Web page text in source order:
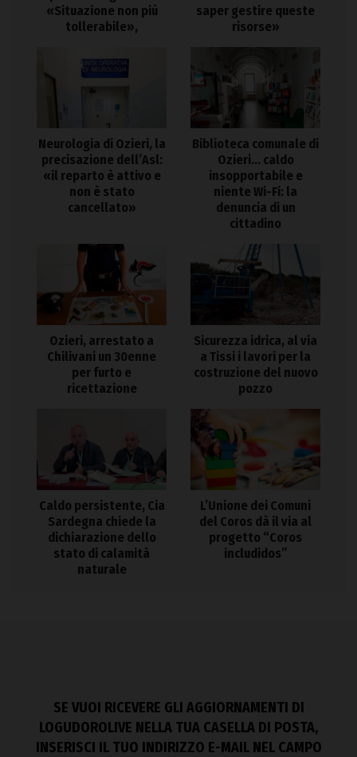
«Situazione non più
tollerabile»,
saper gestire queste
risorse»
Neurologia di Ozieri, la
precisazione dell’Asl:
«il reparto è attivo e
non è stato
cancellato»
Biblioteca comunale di
Ozieri… caldo
insopportabile e
niente Wi-Fi: la
denuncia di un
cittadino
Ozieri, arrestato a
Chilivani un 30enne
per furto e
ricettazione
Sicurezza idrica, al via
a Tissi i lavori per la
costruzione del nuovo
pozzo
Caldo persistente, Cia
Sardegna chiede la
dichiarazione dello
stato di calamità
naturale
L’Unione dei Comuni
del Coros dà il via al
progetto “Coros
includidos”
SE VUOI RICEVERE GLI AGGIORNAMENTI DI
LOGUDOROLIVE NELLA TUA CASELLA DI POSTA,
INSERISCI IL TUO INDIRIZZO E-MAIL NEL CAMPO